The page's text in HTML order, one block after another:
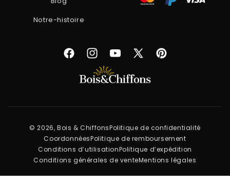
Notre-histoire
FacebookInstagramYouTube
X
Pinterest
© 2026, Bois & ChiffonsPolitique de confidentialité
CoordonnéesPolitique de remboursement
Conditions d’utilisationPolitique d’expédition
Conditions générales de venteMentions légales